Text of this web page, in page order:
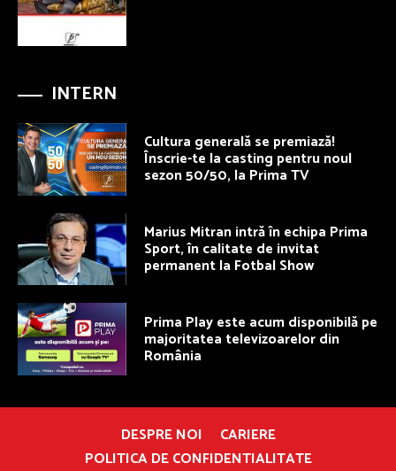
INTERN
Cultura generală se premiază!
Înscrie-te la casting pentru noul
sezon 50/50, la Prima TV
Marius Mitran intră în echipa Prima
Sport, în calitate de invitat
permanent la Fotbal Show
Prima Play este acum disponibilă pe
majoritatea televizoarelor din
România
DESPRE NOI
CARIERE
POLITICA DE CONFIDENTIALITATE